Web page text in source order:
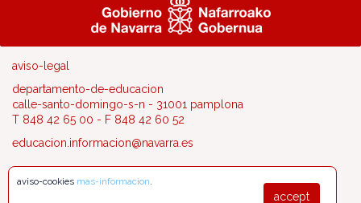
aviso-legal
departamento-de-educacion
calle-santo-domingo-s-n - 31001 pamplona
T 848 42 65 00 - F 848 42 60 52
educacion.informacion@navarra.es
accept
aviso-cookies mas-informacion.